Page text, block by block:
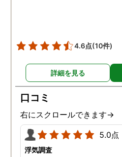
4.6点(10件)
詳細を見る
口コミ
右にスクロールできます→
5.0点
浮気調査